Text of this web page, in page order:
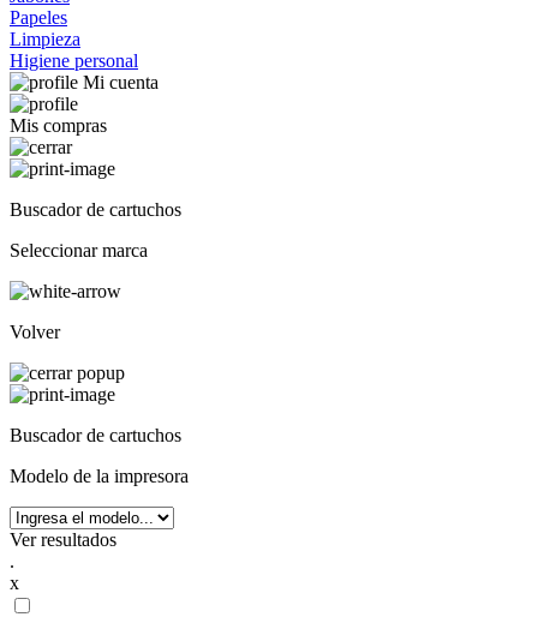
Papeles
Limpieza
Higiene personal
Mi cuenta
Mis compras
Buscador de cartuchos
Seleccionar marca
Volver
Buscador de cartuchos
Modelo de la impresora
Ver resultados
.
x